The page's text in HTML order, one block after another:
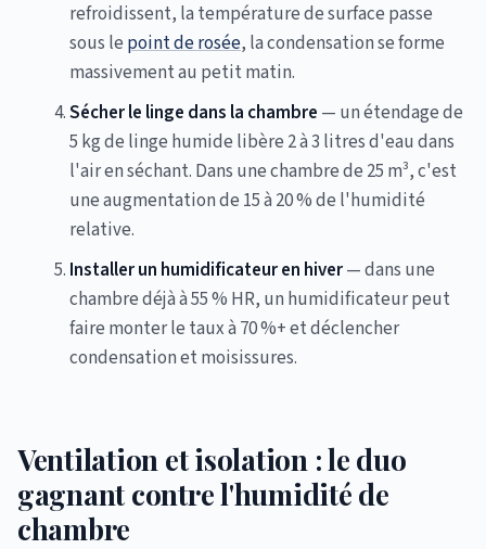
refroidissent, la température de surface passe
sous le point de rosée, la condensation se forme
massivement au petit matin.
Sécher le linge dans la chambre — un étendage de
5 kg de linge humide libère 2 à 3 litres d'eau dans
l'air en séchant. Dans une chambre de 25 m³, c'est
une augmentation de 15 à 20 % de l'humidité
relative.
Installer un humidificateur en hiver— dans une
chambre déjà à 55 % HR, un humidificateur peut
faire monter le taux à 70 %+ et déclencher
condensation et moisissures.
Ventilation et isolation : le duo
gagnant contre l'humidité de
chambre